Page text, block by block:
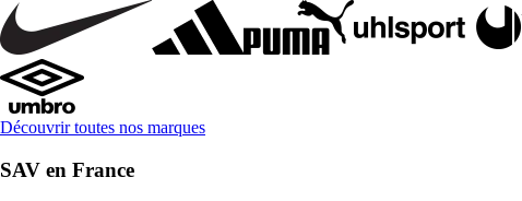
Découvrir toutes nos marques
SAV en France